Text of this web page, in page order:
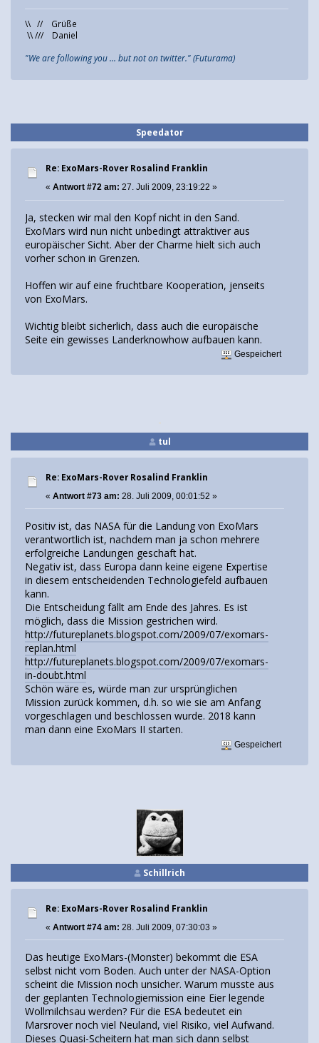
\\ // Grüße
\\ /// Daniel
"We are following you ... but not on twitter." (Futurama)
Speedator
Re: ExoMars-Rover Rosalind Franklin
« Antwort #72 am: 27. Juli 2009, 23:19:22 »
Ja, stecken wir mal den Kopf nicht in den Sand.
ExoMars wird nun nicht unbedingt attraktiver aus
europäischer Sicht. Aber der Charme hielt sich auch
vorher schon in Grenzen.
Hoffen wir auf eine fruchtbare Kooperation, jenseits
von ExoMars.
Wichtig bleibt sicherlich, dass auch die europäische
Seite ein gewisses Landerknowhow aufbauen kann.
Gespeichert
tul
Re: ExoMars-Rover Rosalind Franklin
« Antwort #73 am: 28. Juli 2009, 00:01:52 »
Positiv ist, das NASA für die Landung von ExoMars
verantwortlich ist, nachdem man ja schon mehrere
erfolgreiche Landungen geschaft hat.
Negativ ist, dass Europa dann keine eigene Expertise
in diesem entscheidenden Technologiefeld aufbauen
kann.
Die Entscheidung fällt am Ende des Jahres. Es ist
möglich, dass die Mission gestrichen wird.
http://futureplanets.blogspot.com/2009/07/exomars-
replan.html
http://futureplanets.blogspot.com/2009/07/exomars-
in-doubt.html
Schön wäre es, würde man zur ursprünglichen
Mission zurück kommen, d.h. so wie sie am Anfang
vorgeschlagen und beschlossen wurde. 2018 kann
man dann eine ExoMars II starten.
Gespeichert
Schillrich
Re: ExoMars-Rover Rosalind Franklin
« Antwort #74 am: 28. Juli 2009, 07:30:03 »
Das heutige ExoMars-(Monster) bekommt die ESA
selbst nicht vom Boden. Auch unter der NASA-Option
scheint die Mission noch unsicher. Warum musste aus
der geplanten Technologiemission eine Eier legende
Wollmilchsau werden? Für die ESA bedeutet ein
Marsrover noch viel Neuland, viel Risiko, viel Aufwand.
Dieses Quasi-Scheitern hat man sich dann selbst